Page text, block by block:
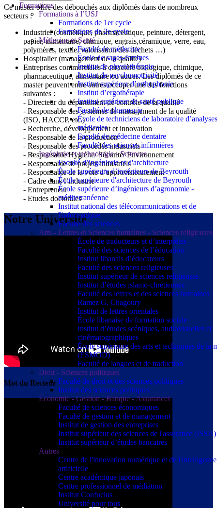
Formations
Formations à l’USJ
Formations de 1er cycle
Formations de 2e cycle
Médecine et Santé
Faculté de médecine
École de sages-femmes
Institut de physiothérapie
Institut de psychomotricité
Institut supérieur d’orthophonie
Institut d’ergothérapie
Institut supérieur de santé publique
Faculté de pharmacie
École de techniciens de laboratoire d’analyses
médicales
Faculté de médecine dentaire
Faculté des sciences infirmières
Ingénierie et technologie - Sciences
Faculté d’ingénierie et d'architecture
École supérieure d’ingénieurs de Beyrouth
École supérieure d'architecture de Beyrouth
École supérieure d’ingénieurs d’agronomie -
méditerranéenne
Institut national des télécommunications et de
l'informatique
Faculté des sciences
Arts - Lettres et Sciences humaines - Sciences religieuses
École de traducteurs et d’interprètes
Faculté des sciences de l’éducation
Institut libanais d’éducateurs
Faculté des sciences religieuses
Institut supérieur de sciences religieuses
Institut d’études islamo-chrétiennes
Faculté des lettres et des sciences humaines
Ramez G. Chagoury
Institut de lettres orientales
École libanaise de formation sociale
Institut d’études scéniques, audiovisuelles et
cinématographiques
École supérieure des arts et techniques de la
(ESMOD)
Faculté de langues et de traduction
Droit - Sciences politiques
Faculté de droit et des sciences politiques
Institut des sciences politiques
Économie - Gestion - Banque - Assurances
Faculté de sciences économiques
Faculté de gestion et de management
Institut de gestion des entreprises
Institut supérieur des sciences de l'assurance (ISSA)
Institut supérieur d’études bancaires
Autres
Centre de l'innovation numérique et de l'intelligence
artificielle
Centre académique japonais
Centre professionnel de médiation
Institut Confucius
Université pour tous
Ce master offre des débouchés aux diplômés dans de nombreux
secteurs :
Industriel (cosmétique, pharmaceutique, peinture, détergent,
papier, alimentaire, chimique, engrais,céramique, verre, eau,
polymères, textile, valorisation des déchets …)
Hospitalier (management de la qualité)
Entreprises commerciales à caractère biologique, chimique,
pharmaceutique, alimentaire ou autres. Les diplômés de ce
master peuvent entre autres occuper une des fonctions
suivantes :
- Directeur du département de contrôle de la qualité
- Responsable des systèmes de management de la qualité
(ISO, HACCP, etc.)
- Recherche, développement et innovation
- Responsable de la production
- Responsable des procédés industriels
- Responsable Hygiène/ Sécurité/ Environnement
- Responsable de projets industriels
- Responsable de la voie d’approvisionnement
- Cadre dans l’industrie
- Entrepreneur
- Etudes doctorales
Notre Université
Mot du Recteur